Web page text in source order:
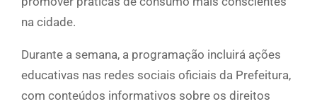
na cidade.
Durante a semana, a programação incluirá ações
educativas nas redes sociais oficiais da Prefeitura,
com conteúdos informativos sobre os direitos